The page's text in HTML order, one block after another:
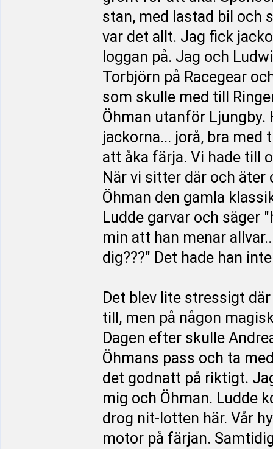
stan, med lastad bil och
var det allt. Jag fick
loggan på. Jag och
Torbjörn på Racegear
som skulle med till
Öhman utanför Ljungby.
jackorna... jorå, bra med
att åka färja. Vi hade till
När vi sitter där och
Öhman den gamla
Ludde garvar och säger
min att han menar
dig???" Det hade han
Det blev lite stressigt
till, men på någon
Dagen efter skulle
Öhmans pass och ta
det godnatt på riktigt.
mig och Öhman. Ludde
drog nit-lotten här. Vår
motor på färjan.